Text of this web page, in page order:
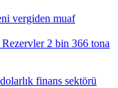
vergiden muaf
Rezervler 2 bin 366 tona
finans sektörü